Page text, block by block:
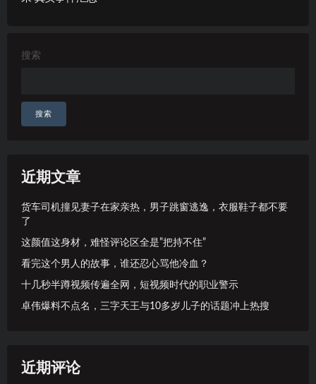
搜索
搜索
近期文章
货车司机撞见妻子在家亲热，男子跳窗逃逸，衣服鞋子都不要
了
这颜值这身材，难怪评论区全是”把持不住”
看完这个男人的故事，谁还忍心骂他冷血？
十几秒半蹲视频传遍全网，短视频时代的职业警示
卓伟爆料不点名，三字天王与10多岁儿子的话题冲上热搜
近期评论